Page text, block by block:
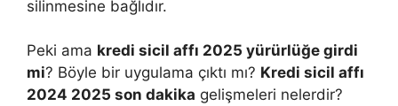
silinmesine bağlıdır.
Peki ama kredi sicil affı 2025 yürürlüğe girdi
mi? Böyle bir uygulama çıktı mı? Kredi sicil affı
2024 2025 son dakika gelişmeleri nelerdir?